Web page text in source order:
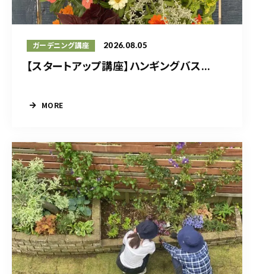
ガーデニング講座 2026.08.05
【スタートアップ講座】ハンギングバス...
MORE